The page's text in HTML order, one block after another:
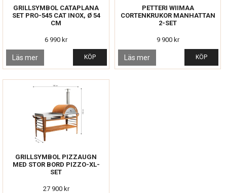
GRILLSYMBOL CATAPLANA
SET PRO-545 CAT INOX, Ø 54
CM
6 990 kr
Läs mer KÖP
PETTERI WIIMAA
CORTENKRUKOR MANHATTAN
2-SET
9 900 kr
Läs mer KÖP
GRILLSYMBOL PIZZAUGN
MED STOR BORD PIZZO-XL-
SET
27 900 kr